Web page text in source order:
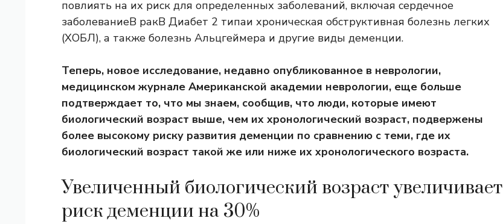
повлиять на их риск для определенных заболеваний, включая сердечное
заболеваниеВ ракВ Диабет 2 типаи хроническая обструктивная болезнь легких
(ХОБЛ), а также болезнь Альцгеймера и другие виды деменции.
Теперь, новое исследование, недавно опубликованное в неврологии,
медицинском журнале Американской академии неврологии, еще больше
подтверждает то, что мы знаем, сообщив, что люди, которые имеют
биологический возраст выше, чем их хронологический возраст, подвержены
более высокому риску развития деменции по сравнению с теми, где их
биологический возраст такой же или ниже их хронологического возраста.
Увеличенный биологический возраст увеличивает
риск деменции на 30%